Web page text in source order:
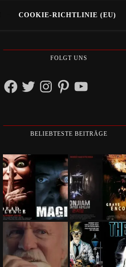
COOKIE-RICHTLINIE (EU)
FOLGT UNS
FacebookTwitterInstagramPinterestYouTube
BELIEBTESTE BEITRÄGE